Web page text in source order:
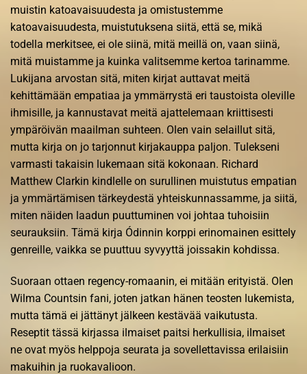
muistin katoavaisuudesta ja omistustemme
katoavaisuudesta, muistutuksena siitä, että se, mikä
todella merkitsee, ei ole siinä, mitä meillä on, vaan siinä,
mitä muistamme ja kuinka valitsemme kertoa tarinamme.
Lukijana arvostan sitä, miten kirjat auttavat meitä
kehittämään empatiaa ja ymmärrystä eri taustoista oleville
ihmisille, ja kannustavat meitä ajattelemaan kriittisesti
ympäröivän maailman suhteen. Olen vain selaillut sitä,
mutta kirja on jo tarjonnut kirjakauppa paljon. Tulekseni
varmasti takaisin lukemaan sitä kokonaan. Richard
Matthew Clarkin kindlelle on surullinen muistutus empatian
ja ymmärtämisen tärkeydestä yhteiskunnassamme, ja siitä,
miten näiden laadun puuttuminen voi johtaa tuhoisiin
seurauksiin. Tämä kirja Ódinnin korppi erinomainen esittely
genreille, vaikka se puuttuu syvyyttä joissakin kohdissa.
Suoraan ottaen regency-romaanin, ei mitään erityistä. Olen
Wilma Countsin fani, joten jatkan hänen teosten lukemista,
mutta tämä ei jättänyt jälkeen kestävää vaikutusta.
Reseptit tässä kirjassa ilmaiset paitsi herkullisia, ilmaiset
ne ovat myös helppoja seurata ja sovellettavissa erilaisiin
makuihin ja ruokavalioon.